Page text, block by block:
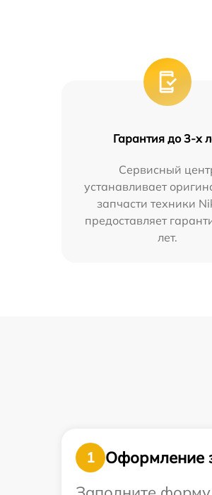
Гарантия до 3-х
Сервисный
устанавливает
запчасти техники
предоставляет
лет.
1
Оформление